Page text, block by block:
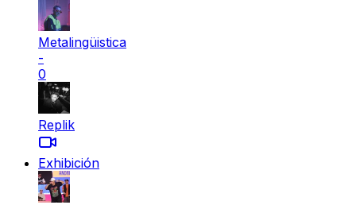
Metalingüistica
-
0
Replik
Exhibición